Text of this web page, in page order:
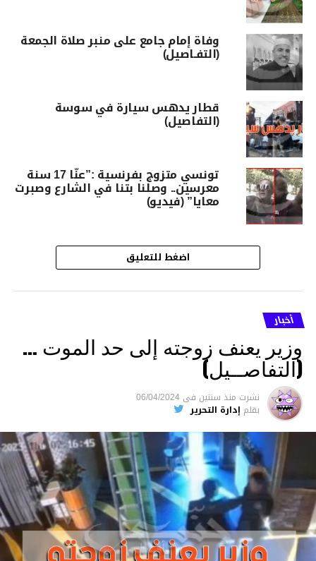
وفاة إمام جامع على منبر صلاة الجمعة
(التفـاصيل)
قطار يدهس سيارة في سوسة
(التفاصيل)
تونسي متزوج بفرنسية :”عنّا 17 سنة
معرسين.. وصلنا بتنا في الشارع وصبرت
معايا” (فيديو)
اضغط للتعليق
أخبار
وزير يعنف زوجته إلى حد الموت …
(التفاصــيل)
نشرت منذ سنتين فى 06/04/2024
بقلم إدارة التحرير